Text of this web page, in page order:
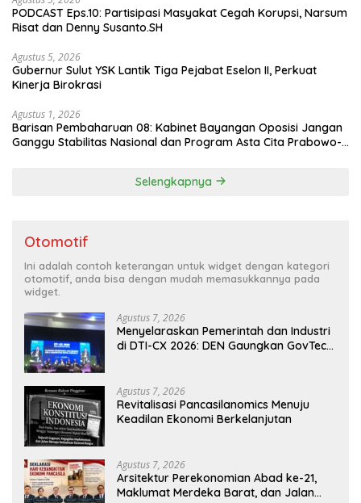
PODCAST Eps.10: Partisipasi Masyakat Cegah Korupsi, Narsum
Risat dan Denny Susanto.SH
Agustus 5, 2026
Gubernur Sulut YSK Lantik Tiga Pejabat Eselon II, Perkuat
Kinerja Birokrasi
Agustus 1, 2026
Barisan Pembaharuan 08: Kabinet Bayangan Oposisi Jangan
Ganggu Stabilitas Nasional dan Program Asta Cita Prabowo-
Selengkapnya
Otomotif
Ini adalah contoh keterangan untuk widget dengan kategori
otomotif, anda bisa dengan mudah memasukkannya pada
widget.
Agustus 7, 2026
Menyelaraskan Pemerintah dan Industri
di DTI-CX 2026: DEN Gaungkan GovTech,
Agustus 7, 2026
Revitalisasi Pancasilanomics Menuju
Keadilan Ekonomi Berkelanjutan
Agustus 7, 2026
Arsitektur Perekonomian Abad ke-21,
Maklumat Merdeka Barat, dan Jalan